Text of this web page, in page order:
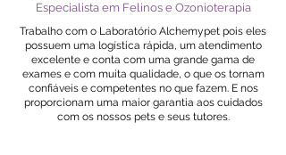
Especialista em Felinos e Ozonioterapia
Trabalho com o Laboratório Alchemypet pois eles
possuem uma logística rápida, um atendimento
excelente e conta com uma grande gama de
exames e com muita qualidade, o que os tornam
confiáveis e competentes no que fazem. E nos
proporcionam uma maior garantia aos cuidados
com os nossos pets e seus tutores.